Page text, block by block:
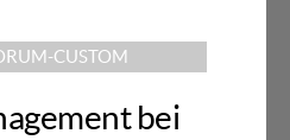
CUSTOM
bei